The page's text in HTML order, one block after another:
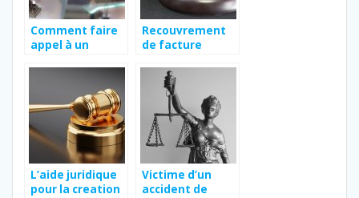
Comment faire
appel à un
privé à Avignon ?
Recouvrement
de facture
comment
procéder à un
3ème rappel ?
L’aide juridique
pour la creation
Victime d’un
accident de